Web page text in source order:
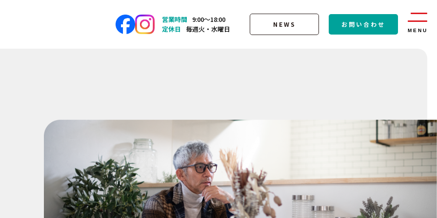
営業時間
9:00〜18:00
定休日
毎週火・水曜日
NEWS お問い合わせ
MENU